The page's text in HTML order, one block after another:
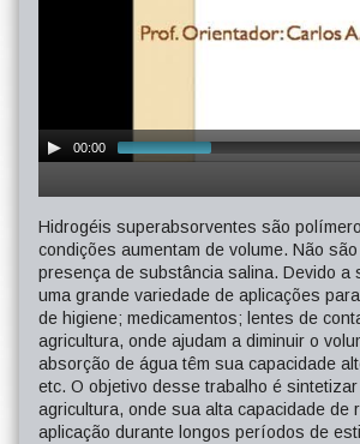
00:00
Hidrogéis superabsorventes são
condições aumentam de volume. Não
presença de substância salina. Devido
uma grande variedade de aplicações
de higiene; medicamentos; lentes de
agricultura, onde ajudam a diminuir o
absorção de água têm sua capacidade
etc. O objetivo desse trabalho é
agricultura, onde sua alta capacidade
aplicação durante longos períodos de